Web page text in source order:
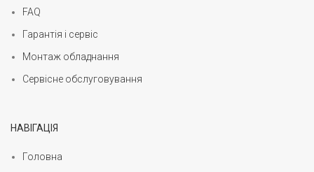
FAQ
Гарантія і сервіс
Монтаж обладнання
Сервісне обслуговування
НАВІГАЦІЯ
Головна